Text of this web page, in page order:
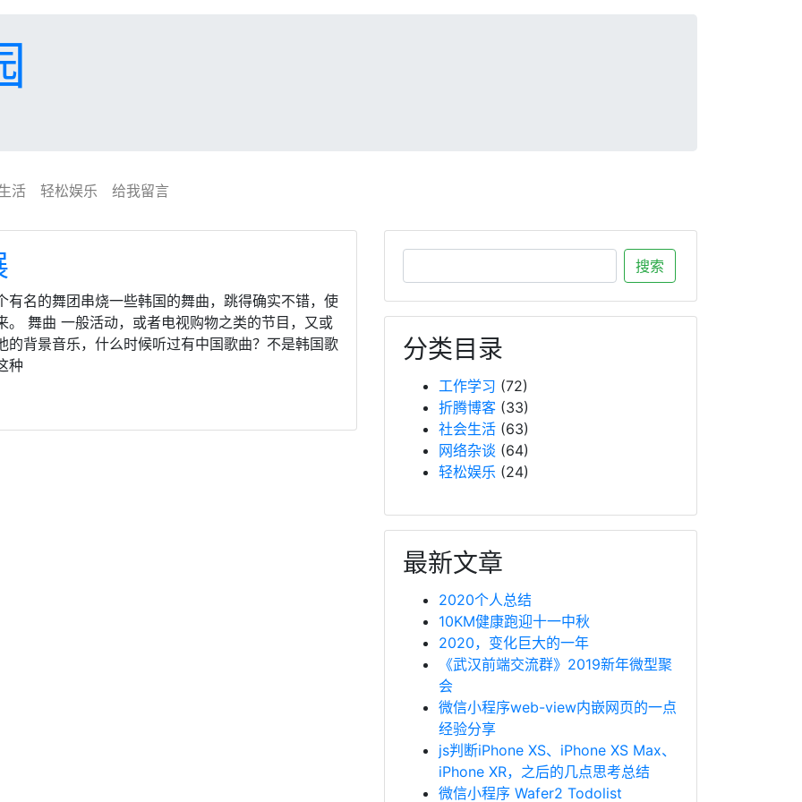
活 轻松娱乐 给我留言
有名的舞团串烧一些韩国的舞曲，跳得确实不错，使
舞曲 一般活动，或者电视购物之类的节目，又或
背景音乐，什么时候听过有中国歌曲？不是韩国歌
种
分类目录
工作学习 (72)
折腾博客 (33)
社会生活 (63)
网络杂谈 (64)
轻松娱乐 (24)
最新文章
2020个人总结
10KM健康跑迎十一中秋
2020，变化巨大的一年
《武汉前端交流群》2019新年微型聚
会
微信小程序web-view内嵌网页的一点
经验分享
js判断iPhone XS、iPhone XS Max、
iPhone XR，之后的几点思考总结
微信小程序 Wafer2 Todolist